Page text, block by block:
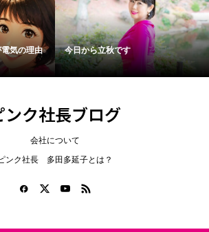
気の理由 今日から立秋です
ンク社長ブログ
会社について
ンク社長 多田多延子とは？